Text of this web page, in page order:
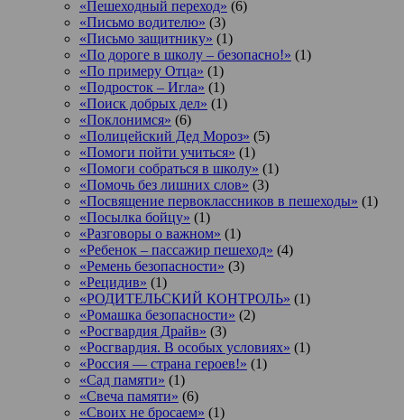
«Пешеходный переход» (6)
«Письмо водителю» (3)
«Письмо защитнику» (1)
«По дороге в школу – безопасно!» (1)
«По примеру Отца» (1)
«Подросток ‒ Игла» (1)
«Поиск добрых дел» (1)
«Поклонимся» (6)
«Полицейский Дед Мороз» (5)
«Помоги пойти учиться» (1)
«Помоги собраться в школу» (1)
«Помочь без лишних слов» (3)
«Посвящение первоклассников в пешеходы» (1)
«Посылка бойцу» (1)
«Разговоры о важном» (1)
«Ребенок – пассажир пешеход» (4)
«Ремень безопасности» (3)
«Рецидив» (1)
«РОДИТЕЛЬСКИЙ КОНТРОЛЬ» (1)
«Ромашка безопасности» (2)
«Росгвардия Драйв» (3)
«Росгвардия. В особых условиях» (1)
«Россия — страна героев!» (1)
«Сад памяти» (1)
«Свеча памяти» (6)
«Своих не бросаем» (1)